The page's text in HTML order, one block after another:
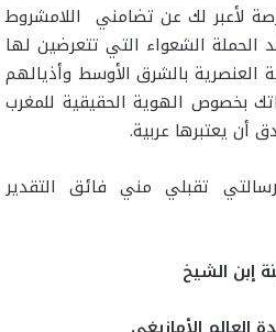
لأعبر لك عن تضامني اللامشروط
الشعواء التي تتعرضين لها
العنصرية بالشرق الأوسط وأذيالهم
بخصوص الهوية الحقيقية للمغرب
أن يعتبرها عربية.
تقبلي مني فائق التقدير
إبن الشيخ